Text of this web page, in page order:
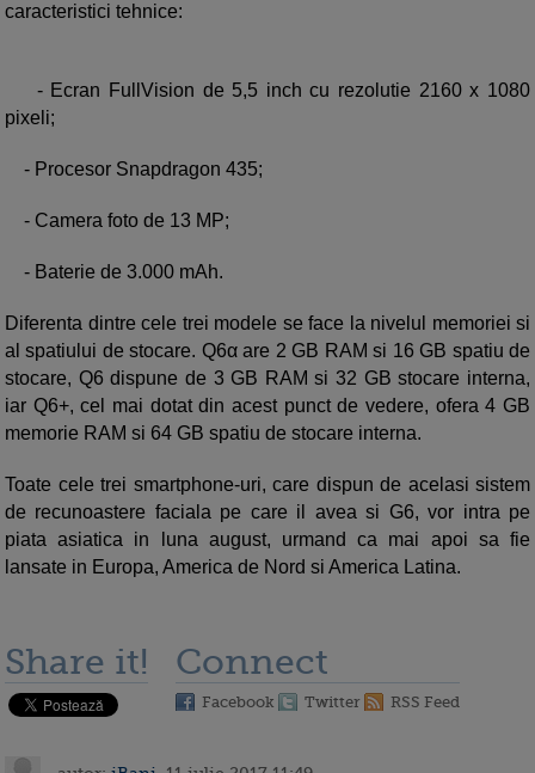
caracteristici tehnice:
- Ecran FullVision de 5,5 inch cu rezolutie 2160 x 1080
pixeli;
- Procesor Snapdragon 435;
- Camera foto de 13 MP;
- Baterie de 3.000 mAh.
Diferenta dintre cele trei modele se face la nivelul memoriei si
al spatiului de stocare. Q6α are 2 GB RAM si 16 GB spatiu de
stocare, Q6 dispune de 3 GB RAM si 32 GB stocare interna,
iar Q6+, cel mai dotat din acest punct de vedere, ofera 4 GB
memorie RAM si 64 GB spatiu de stocare interna.
Toate cele trei smartphone-uri, care dispun de acelasi sistem
de recunoastere faciala pe care il avea si G6, vor intra pe
piata asiatica in luna august, urmand ca mai apoi sa fie
lansate in Europa, America de Nord si America Latina.
Share it! Connect
Facebook Twitter RSS Feed